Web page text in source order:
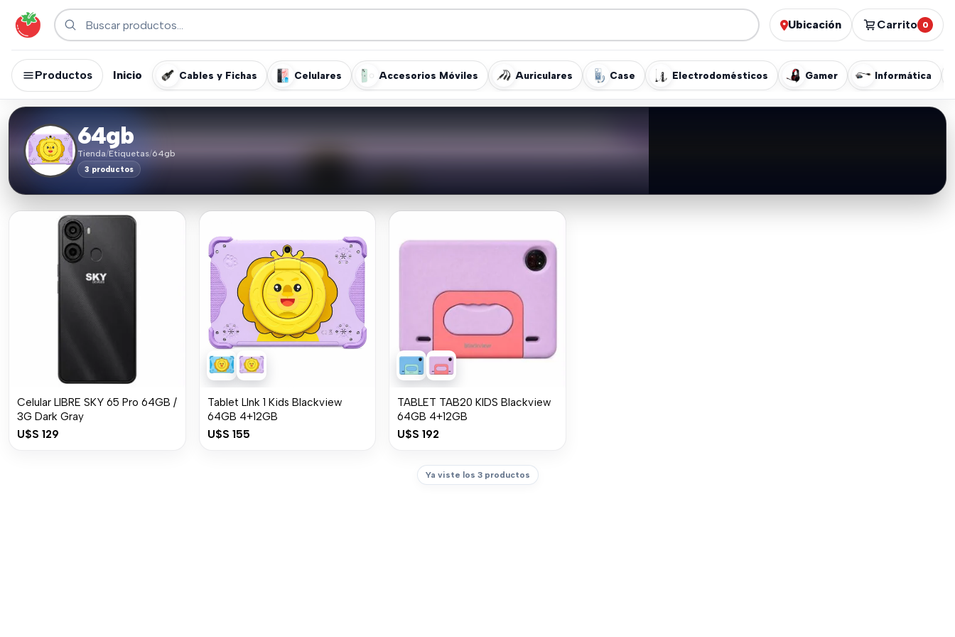
Ubicación Carrito 0
Productos Inicio Cables y Fichas Celulares Accesorios Móviles Auriculares Case Electrodomésticos Gamer Informática
64gb
Tienda/Etiquetas/64gb
3 productos
Celular LIBRE SKY 65 Pro 64GB /
3G Dark Gray
U$S 129
Tablet LInk 1 Kids Blackview
64GB 4+12GB
U$S 155
TABLET TAB20 KIDS Blackview
64GB 4+12GB
U$S 192
Ya viste los 3 productos